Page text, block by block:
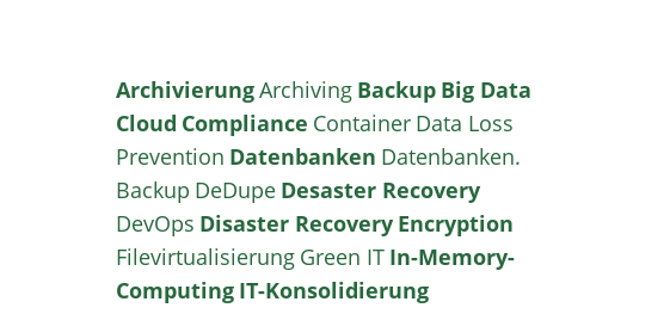
ArchivierungArchiving Backup Big Data
Cloud Compliance Container Data Loss
Prevention Datenbanken Datenbanken.
Backup DeDupe Desaster Recovery
DevOps Disaster Recovery Encryption
Filevirtualisierung Green IT In-Memory-
Computing IT-Konsolidierung